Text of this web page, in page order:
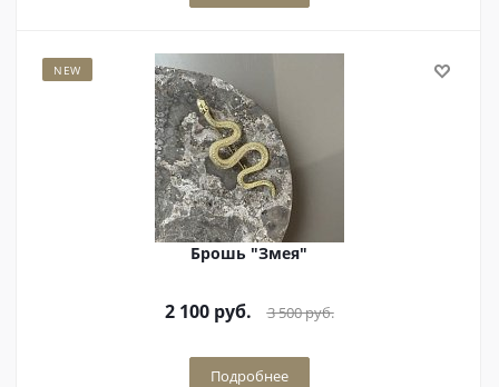
NEW
Брошь "Змея"
2 100руб. 3 500руб.
Подробнее